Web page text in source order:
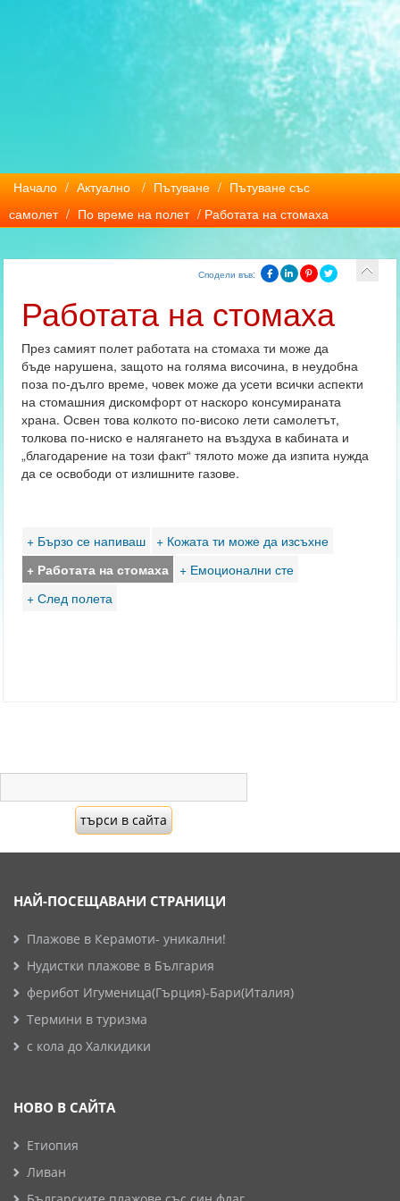
Начало / Актуално / Пътуване / Пътуване със
самолет / По време на полет / Работата на стомаха
Сподели във:
Работата на стомаха
През самият полет работата на стомаха ти може да
бъде нарушена, защото на голяма височина, в неудобна
поза по-дълго време, човек може да усети всички аспекти
на стомашния дискомфорт от наскоро консумираната
храна. Освен това колкото по-високо лети самолетът,
толкова по-ниско е налягането на въздуха в кабината и
„благодарение на този факт“ тялото може да изпита нужда
да се освободи от излишните газове.
+ Бързо се напиваш
+ Кожата ти може да изсъхне
+ Работата на стомаха
+ Емоционални сте
+ След полета
НАЙ-ПОСЕЩАВАНИ СТРАНИЦИ
Плажове в Керамоти- уникални!
Нудистки плажове в България
ферибот Игуменица(Гърция)-Бари(Италия)
Термини в туризма
с кола до Халкидики
НОВО В САЙТА
Етиопия
Ливан